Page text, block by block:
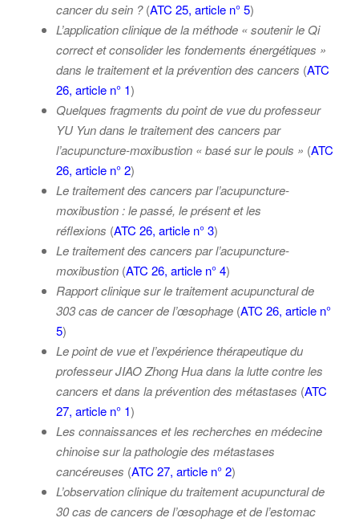
cancer du sein ?(ATC 25, article n° 5)
L’application clinique de la méthode « soutenir le Qi
correct et consolider les fondements énergétiques »
dans le traitement et la prévention des cancers (ATC
26, article n° 1)
Quelques fragments du point de vue du professeur
YU Yun dans le traitement des cancers par
l’acupuncture-moxibustion « basé sur le pouls » (ATC
26, article n° 2)
Le traitement des cancers par l’acupuncture-
moxibustion : le passé, le présent et les
réflexions (ATC 26, article n° 3)
Le traitement des cancers par l’acupuncture-
moxibustion (ATC 26, article n° 4)
Rapport clinique sur le traitement acupunctural de
303 cas decancer de l’œsophage (ATC 26, article n°
5)
Le point de vue et l’expérience thérapeutique du
professeur JIAO Zhong Hua dans la lutte contre les
cancers et dans la prévention des métastases (ATC
27, article n° 1)
Les connaissances et les recherches en médecine
chinoise sur la pathologie des métastases
cancéreuses (ATC 27, article n° 2)
L’observation clinique du traitement acupunctural de
30 cas decancers de l’œsophageet de l’estomac